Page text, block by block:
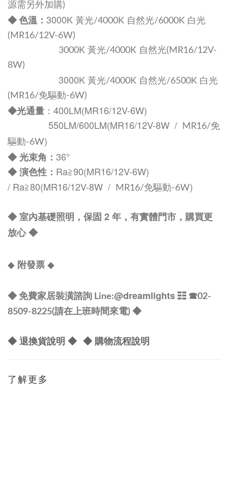
源需另外加購)
◆ 色溫 ： 3000K 黃光/4000K 自然光/6000K 白光
( MR16/12V-6W)
3000K 黃光/4000K 自然光( MR16/12V-
8W)
3000K 黃光/4000K 自然光/6500K 白光
( MR16/免驅動-6W)
◆光通量 ：400LM(MR16/12V-6W)
550LM/600LM(MR16/12V-8W /
MR16/免
驅動-6W)
◆ 光束角： 36°
◆ 演色性： Ra≧90(MR16/12V-6W)
/ Ra≧80(MR16/12V-8W / MR16/免驅動-6W)
◆ 室內基礎照明，保固 2 年，有實體門市，購買更
放心◆
◆ 附發票◆
◆ 免費家居裝潢諮詢 Line:@dreamlights ☷ ☎02-
8509-8225(請在上班時間來電) ◆
◆ 退換貨說明 ◆ ◆ 購物流程說明
了解更多